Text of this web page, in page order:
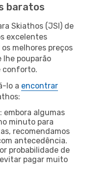
baratos
Skiathos (JSI) de
excelentes
melhores preços
lhe pouparão
conforto.
lo a encontrar
: embora algumas
minuto para
recomendamos
antecedência.
probabilidade de
pagar muito